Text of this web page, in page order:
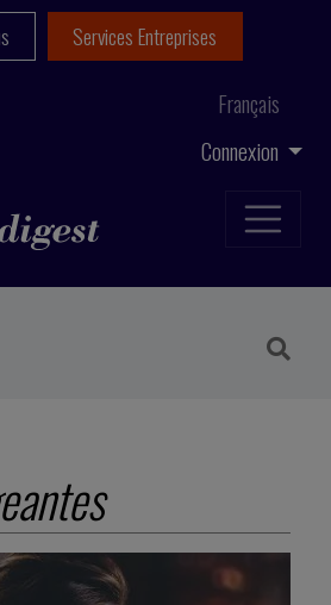
Connexion
Français
Services Entreprises